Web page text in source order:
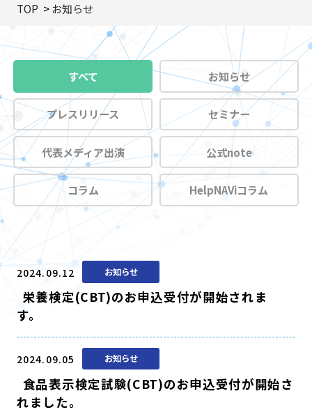
TOP お知らせ
すべて お知らせ
プレスリリース セミナー
代表メディア出演 公式note
コラム HelpNAViコラム
2024.09.12 お知らせ
栄養検定(CBT)のお申込受付が開始されま
す。
2024.09.05 お知らせ
食品表示検定試験(CBT)のお申込受付が開始さ
れました。